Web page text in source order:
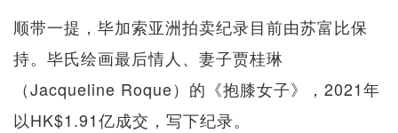
顺带一提，毕加索亚洲拍卖纪录目前由苏富比保
持。毕氏绘画最后情人、妻子贾桂琳
（Jacqueline Roque）的《抱膝女子》，2021年
以HK$1.91亿成交，写下纪录。